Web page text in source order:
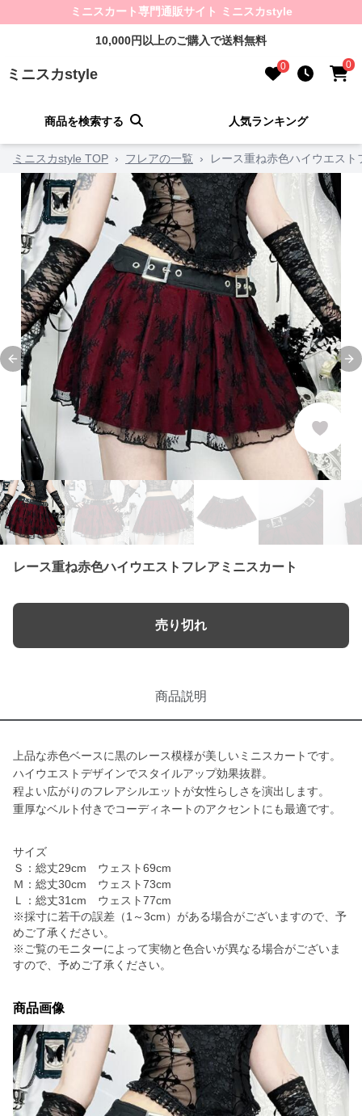
ミニスカート専門通販サイト ミニスカstyle
10,000円以上のご購入で送料無料
ミニスカstyle 0 0
商品を検索する 人気ランキング
ミニスカstyle TOP › フレアの一覧 › レース重ね赤色ハイウエス
Previous slide
レース重ね赤色ハイウエストフレアミニスカート
売り切れ
商品説明
上品な赤色ベースに黒のレース模様が美しいミニスカートです。
ハイウエストデザインでスタイルアップ効果抜群。
程よい広がりのフレアシルエットが女性らしさを演出します。
重厚なベルト付きでコーディネートのアクセントにも最適です。
サイズ
Ｓ：総丈29cm ウェスト69cm
Ｍ：総丈30cm ウェスト73cm
Ｌ：総丈31cm ウェスト77cm
※採寸に若干の誤差（1～3cm）がある場合がございますので、予
めご了承ください。
※ご覧のモニターによって実物と色合いが異なる場合がございま
すので、予めご了承ください。
商品画像